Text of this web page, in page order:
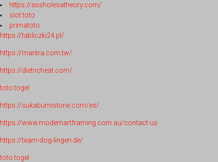
https://assholesatheory.com/
slot toto
primatoto
https://tabliczki24.pl/
https://mantra.com.tw/
https://dietncheat.com/
toto togel
https://sukabumistone.com/es/
https://www.modernartframing.com.au/contact-us
https://team-dog-lingen.de/
toto togel